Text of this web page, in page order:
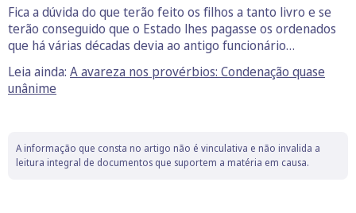
Fica a dúvida do que terão feito os filhos a tanto livro e se
terão conseguido que o Estado lhes pagasse os ordenados
que há várias décadas devia ao antigo funcionário…
Leia ainda: A avareza nos provérbios: Condenação quase
unânime
A informação que consta no artigo não é vinculativa e não invalida a
leitura integral de documentos que suportem a matéria em causa.